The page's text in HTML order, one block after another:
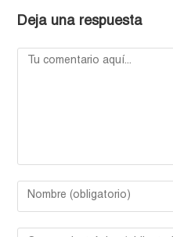
Deja una respuesta